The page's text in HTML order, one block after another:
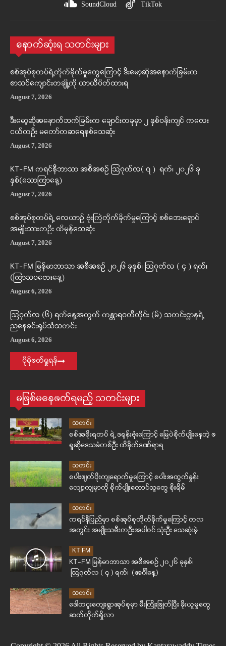
SoundCloud TikTok
နောက်ဆုံးရ သတင်းများ
စစ်အုပ်စုတပ်ရဲ့တိုက်ခိုက်မှုတွေကြောင့် ဒီးမော့ဆိုအနောက်ခြမ်းက
စာသင်ကျောင်းတချို့ကို ယာယီပိတ်ထားရ
August 7, 2026
ဒီးမော့ဆိုအနောက်ဘက်ခြမ်းက ချောင်းတခုမှာ ၂ နှစ်ဝန်းကျင် ကလေး
ငယ်တဦး မတော်တဆရေနစ်သေဆုံး
August 7, 2026
KT-FM ကရင်နီဘာသာ အစီအစဉ် ဩဂုတ်လ( ၇ ) ရက်၊ ၂၀၂၆ ခု
နှစ်(သောကြာနေ့)
August 7, 2026
စစ်အုပ်စုတပ်ရဲ့ လေယာဉ် ဗုံးကြဲတိုက်ခိုက်မှုကြောင့် စစ်ဘေးရှောင်
အမျိုးသားတဦး ထိမှန်သေဆုံး
August 7, 2026
KT-FM မြန်မာဘာသာ အစီအစဉ် ၂၀၂၆ ခုနှစ်၊ ဩဂုတ်လ ( ၄ ) ရက်၊
(ကြာသပတေးနေ့)
August 6, 2026
ဩဂုတ်လ (၆) ရက်နေ့အတွက် ကန္တာရဝတီတိုင်း (မ်) သတင်းဌာနရဲ့
ညနေခင်းရုပ်သံသတင်း
August 6, 2026
ပိုမိုဖတ်ရှုရန်
မဖြစ်မနေဖတ်ရမည့် သတင်းများ
သတင်း
စစ်အစိုးရတပ် ရဲ့ ဒရုန်းဗုံးကြောင့် မြေပဲစိုက်ပျိုးနေတဲ့ ဖ
ရူဆိုဒေသခံတစ်ဦး ထိခိုက်ဒဏ်ရာရ
သတင်း
စပါးဖျက်ပိုးကျရောက်မှုကြောင့် စပါးအထွက်နှုန်း
လျော့ကျမှာကို စိုက်ပျိုးတောင်သူတွေ စိုးရိမ်
သတင်း
ကရင်နီပြည်မှာ စစ်အုပ်စုတိုက်ခိုက်မှုကြောင့် တလ
အတွင်း အမျိုးသမီးတဦးအပါဝင် သုံးဦး သေဆုံးခဲ့
KT FM
KT-FM မြန်မာဘာသာ အစီအစဉ် ၂၀၂၆ ခုနှစ်၊
ဩဂုတ်လ ( ၄ ) ရက်၊ (အင်္ဂါနေ့)
သတင်း
ဒေါတငူးကျေးရွာအုပ်စုမှာ မီးကြိုးဖြုတ်ပြီး ခိုးယူမှုတွေ
ဆက်တိုက်ရှိလာ